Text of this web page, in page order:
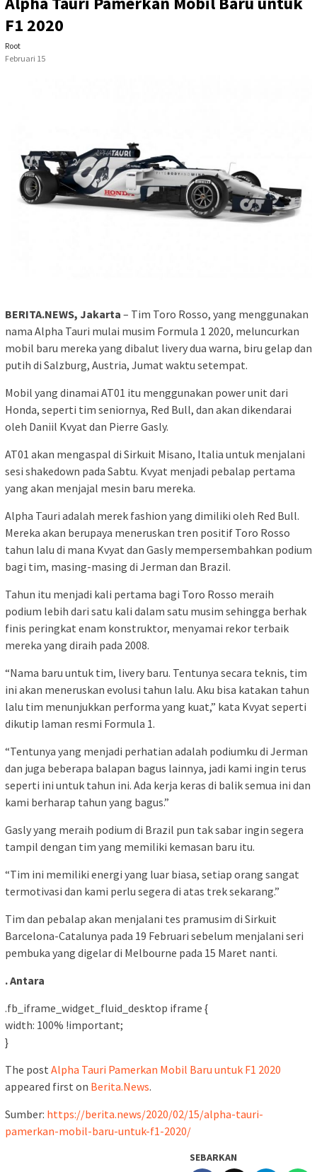
F1 2020
Root
Februari 15
BERITA.NEWS, Jakarta – Tim Toro Rosso, yang menggunakan
nama Alpha Tauri mulai musim Formula 1 2020, meluncurkan
mobil baru mereka yang dibalut livery dua warna, biru gelap dan
putih di Salzburg, Austria, Jumat waktu setempat.
Mobil yang dinamai AT01 itu menggunakan power unit dari
Honda, seperti tim seniornya, Red Bull, dan akan dikendarai
oleh Daniil Kvyat dan Pierre Gasly.
AT01 akan mengaspal di Sirkuit Misano, Italia untuk menjalani
sesi shakedown pada Sabtu. Kvyat menjadi pebalap pertama
yang akan menjajal mesin baru mereka.
Alpha Tauri adalah merek fashion yang dimiliki oleh Red Bull.
Mereka akan berupaya meneruskan tren positif Toro Rosso
tahun lalu di mana Kvyat dan Gasly mempersembahkan podium
bagi tim, masing-masing di Jerman dan Brazil.
Tahun itu menjadi kali pertama bagi Toro Rosso meraih
podium lebih dari satu kali dalam satu musim sehingga berhak
finis peringkat enam konstruktor, menyamai rekor terbaik
mereka yang diraih pada 2008.
“Nama baru untuk tim, livery baru. Tentunya secara teknis, tim
ini akan meneruskan evolusi tahun lalu. Aku bisa katakan tahun
lalu tim menunjukkan performa yang kuat,” kata Kvyat seperti
dikutip laman resmi Formula 1.
“Tentunya yang menjadi perhatian adalah podiumku di Jerman
dan juga beberapa balapan bagus lainnya, jadi kami ingin terus
seperti ini untuk tahun ini. Ada kerja keras di balik semua ini dan
kami berharap tahun yang bagus.”
Gasly yang meraih podium di Brazil pun tak sabar ingin segera
tampil dengan tim yang memiliki kemasan baru itu.
“Tim ini memiliki energi yang luar biasa, setiap orang sangat
termotivasi dan kami perlu segera di atas trek sekarang.”
Tim dan pebalap akan menjalani tes pramusim di Sirkuit
Barcelona-Catalunya pada 19 Februari sebelum menjalani seri
pembuka yang digelar di Melbourne pada 15 Maret nanti.
. Antara
.fb_iframe_widget_fluid_desktop iframe {
width: 100% !important;
}
The post Alpha Tauri Pamerkan Mobil Baru untuk F1 2020
appeared first on Berita.News.
Sumber: https://berita.news/2020/02/15/alpha-tauri-
pamerkan-mobil-baru-untuk-f1-2020/
SEBARKAN